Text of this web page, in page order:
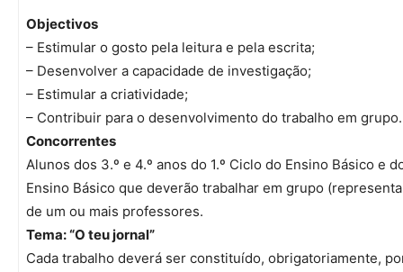
Objectivos
– Estimular o gosto pela leitura e pela escrita;
– Desenvolver a capacidade de investigação;
– Estimular a criatividade;
– Contribuir para o desenvolvimento do trabalho em grupo.
Concorrentes
Alunos dos 3.º e 4.º anos do 1.º Ciclo do Ensino Básico e
Ensino Básico que deverão trabalhar em grupo
de um ou mais professores.
Tema: “O teu jornal”
Cada trabalho deverá ser constituído, obrigatoriamente,